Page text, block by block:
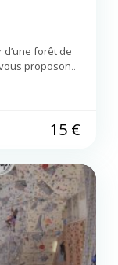
forêt de
proposons
15 €